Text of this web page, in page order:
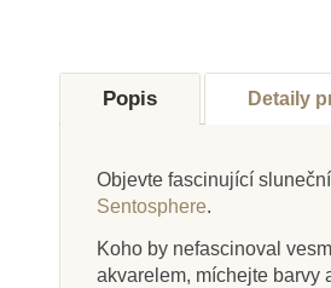
Popis Detaily
Objevte fascinující
Sentosphere.
Koho by nefascinoval
akvarelem, míchejte barvy